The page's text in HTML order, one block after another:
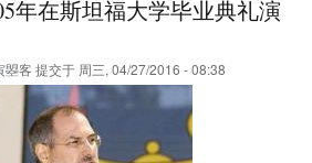
罕
肯
的
底
斯
年在斯坦福大学毕业典礼演
曌客 提交于 周三, 04/27/2016 - 08:38